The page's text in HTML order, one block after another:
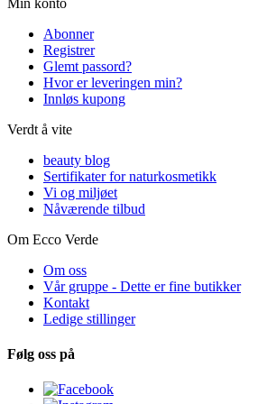
Abonner
Registrer
Glemt passord?
Hvor er leveringen min?
Innløs kupong
Verdt å vite
beauty blog
Sertifikater for naturkosmetikk
Vi og miljøet
Nåværende tilbud
Om Ecco Verde
Om oss
Vår gruppe - Dette er fine butikker
Kontakt
Ledige stillinger
Følg oss på